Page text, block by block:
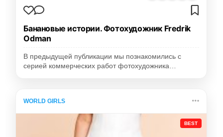
Банановые истории. Фотохудожник Fredrik
Odman
В предыдущей публикации мы познакомились с
серией коммерческих работ фотохудожника…
WORLD GIRLS
BEST